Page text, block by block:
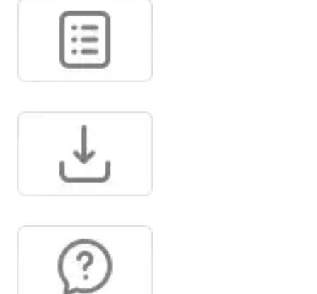
高信頼性・高精度な排出シ
高速、安定した製品供給。
振動フィーダーは、ある一
定の方向性を持つことが可
•ソフトウェアによる側面
検出が可能。
•振動フィーダのみの交換
で、異なる製品の運転が可